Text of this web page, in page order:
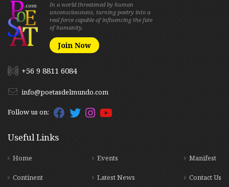
In a world threatened by human
unconsciousness, turning poetry into a
real force capable of influencing the fate
of humanity.
Join Now
+56 9 8811 6084
info@poetasdelmundo.com
Follow us on:
Useful Links
Home
Continent
Events
Latest News
Manifest
Contact Us